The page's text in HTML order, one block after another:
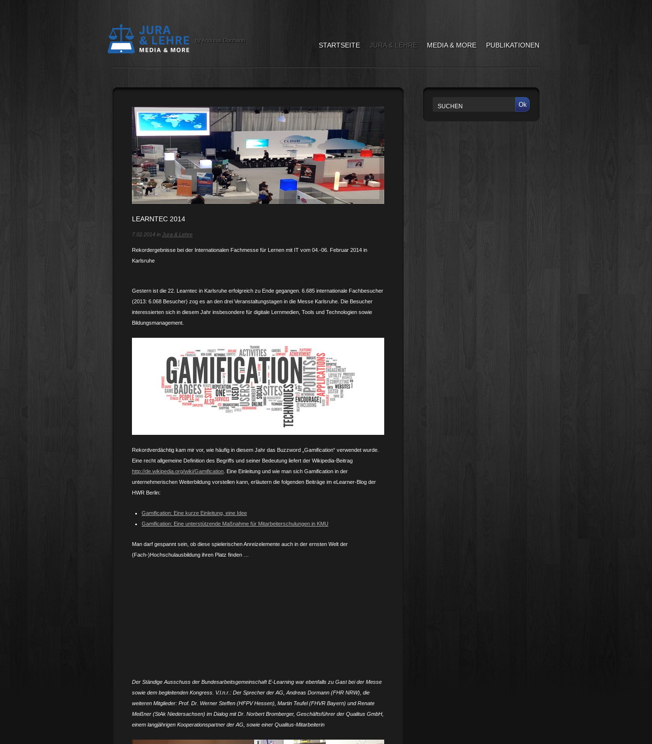
by Andreas Dormann
STARTSEITE JURA & LEHRE MEDIA & MORE PUBLIKATIONEN
LEARNTEC 2014
7.02.2014 in Jura & Lehre
Rekordergebnisse bei der Internationalen Fachmesse für Lernen mit IT vom 04.-06. Februar 2014 in
Karlsruhe
Gestern ist die 22. Learntec in Karlsruhe erfolgreich zu Ende gegangen. 6.685 internationale Fachbesucher
(2013: 6.068 Besucher) zog es an den drei Veranstaltungstagen in die Messe Karlsruhe. Die Besucher
interessierten sich in diesem Jahr insbesondere für digitale Lernmedien, Tools und Technologien sowie
Bildungsmanagement.
Rekordverdächtig kam mir vor, wie häufig in diesem Jahr das Buzzword „Gamification“ verwendet wurde.
Eine recht allgemeine Definition des Begriffs und seiner Bedeutung liefert der Wikipedia-Beitrag
http://de.wikipedia.org/wiki/Gamification . Eine Einleitung und wie man sich Gamification in der
unternehmerischen Weiterbildung vorstellen kann, erläutern die folgenden Beiträge im eLearner-Blog der
HWR Berlin:
Gamification: Eine kurze Einleitung, eine Idee
Gamification: Eine unterstützende Maßnahme für Mitarbeiterschulungen in KMU
Man darf gespannt sein, ob diese spielerischen Anreizelemente auch in der ernsten Welt der
(Fach-)Hochschulausbildung ihren Platz finden …
Der Ständige Ausschuss der Bundesarbeitsgemeinschaft E-Learning war ebenfalls zu Gast bei der Messe
sowie dem begleitenden Kongress. V.l.n.r.: Der Sprecher der AG, Andreas Dormann (FHR NRW), die
weiteren Mitglieder: Prof. Dr. Werner Steffen (HFPV Hessen), Martin Teufel (FHVR Bayern) und Renate
Meißner (StAk Niedersachsen) im Dialog mit Dr. Norbert Bromberger, Geschäftsführer der Qualitus GmbH,
einem langjährigen Kooperationspartner der AG, sowie einer Qualitus-Mitarbeiterin
Ok